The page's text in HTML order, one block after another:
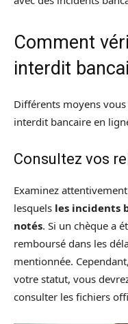
Comment
interdit
Différents moyens
interdit bancaire en
Consultez vos
Examinez
lesquels les incidents
notés. Si un chèque a
remboursé dans les
mentionnée.
votre statut, vous
consulter les fichiers